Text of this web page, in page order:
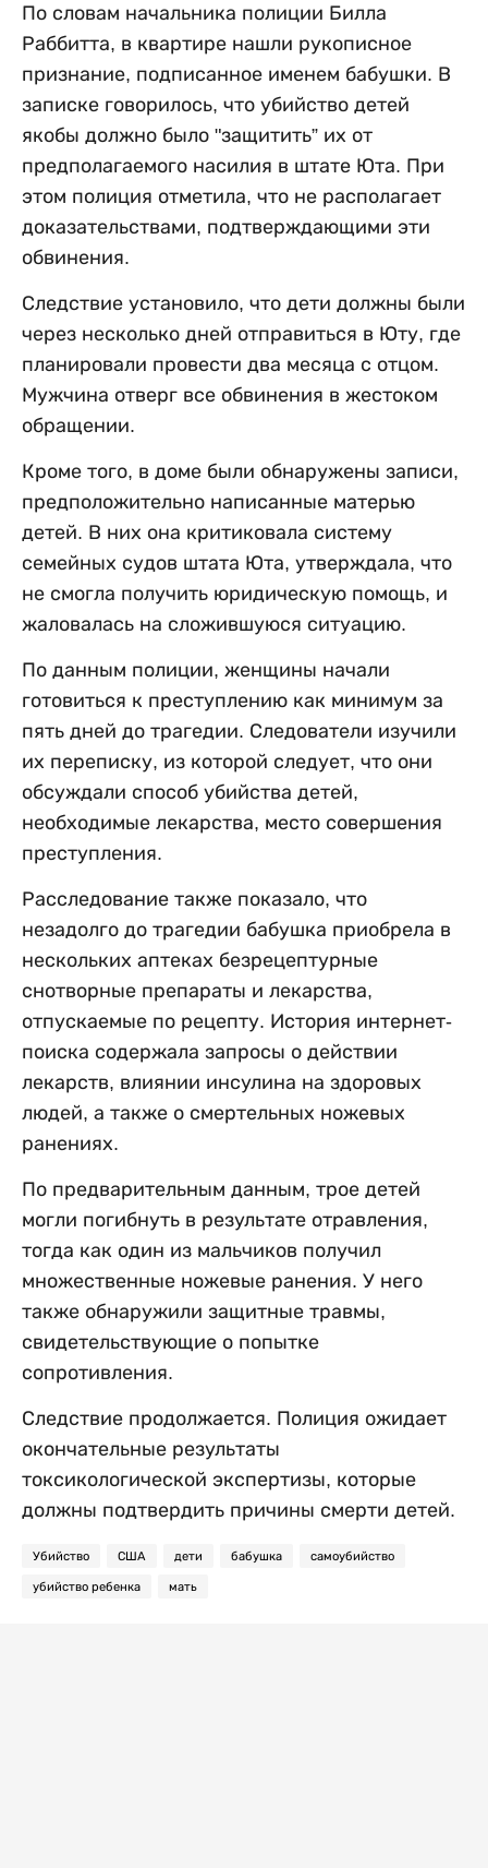
По словам начальника полиции Билла
Раббитта, в квартире нашли рукописное
признание, подписанное именем бабушки. В
записке говорилось, что убийство детей
якобы должно было "защитить” их от
предполагаемого насилия в штате Юта. При
этом полиция отметила, что не располагает
доказательствами, подтверждающими эти
обвинения.
Следствие установило, что дети должны были
через несколько дней отправиться в Юту, где
планировали провести два месяца с отцом.
Мужчина отверг все обвинения в жестоком
обращении.
Кроме того, в доме были обнаружены записи,
предположительно написанные матерью
детей. В них она критиковала систему
семейных судов штата Юта, утверждала, что
не смогла получить юридическую помощь, и
жаловалась на сложившуюся ситуацию.
По данным полиции, женщины начали
готовиться к преступлению как минимум за
пять дней до трагедии. Следователи изучили
их переписку, из которой следует, что они
обсуждали способ убийства детей,
необходимые лекарства, место совершения
преступления.
Расследование также показало, что
незадолго до трагедии бабушка приобрела в
нескольких аптеках безрецептурные
снотворные препараты и лекарства,
отпускаемые по рецепту. История интернет-
поиска содержала запросы о действии
лекарств, влиянии инсулина на здоровых
людей, а также о смертельных ножевых
ранениях.
По предварительным данным, трое детей
могли погибнуть в результате отравления,
тогда как один из мальчиков получил
множественные ножевые ранения. У него
также обнаружили защитные травмы,
свидетельствующие о попытке
сопротивления.
Следствие продолжается. Полиция ожидает
окончательные результаты
токсикологической экспертизы, которые
должны подтвердить причины смерти детей.
Убийство США дети бабушка самоубийство
убийство ребенка мать